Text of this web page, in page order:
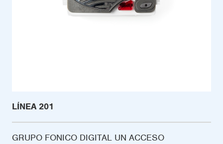
LÍNEA 201
GRUPO FONICO DIGITAL UN ACCESO